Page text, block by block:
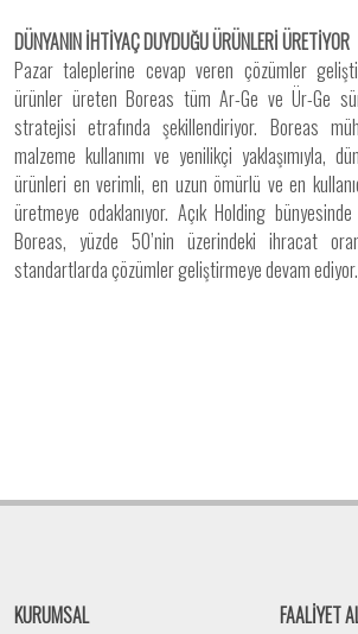
DÜNYANIN İHTİYAÇ DUYDUĞU ÜRÜNLERİ ÜRETİYOR
Pazar taleplerine cevap veren çözümler
ürünler üreten Boreas tüm Ar-Ge ve Ür-Ge
stratejisi etrafında şekillendiriyor. Boreas
malzeme kullanımı ve yenilikçi yaklaşımıyla,
ürünleri en verimli, en uzun ömürlü ve en
üretmeye odaklanıyor. Açık Holding
Boreas, yüzde 50’nin üzerindeki ihracat
standartlarda çözümler geliştirmeye devam ediyor.
KURUMSAL FAALİYET